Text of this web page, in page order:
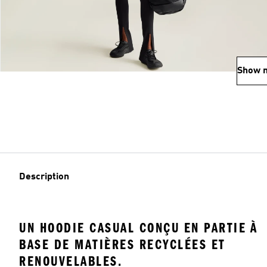
Show
Description
UN HOODIE CASUAL CONÇU EN PARTIE À
BASE DE MATIÈRES RECYCLÉES ET
RENOUVELABLES.